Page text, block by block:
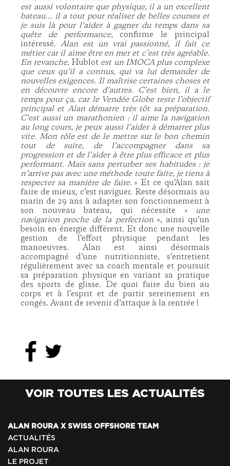
est aussi volontaire que physique, il a un excellent
bateau… il a tout pour réaliser de belles courses et
je suis là pour l’aider à gagner du temps dans sa
quête de performance, confirme le principal
intéressé. Alan est un vrai passionné, il fait ce
métier car il aime être en mer et c’est très agréable.
En revanche, Hublot est un IMOCA plus complexe
que ceux qu’il a connus, qui va lui demander de
nouvelles exigences. Il maîtrise certaines choses et
en découvre encore d’autres. C’est bien, il a le
temps pour ça, car le Vendée Globe reste l’objectif
principal et Alan démarre très tôt sa préparation.
C’est aussi un marathonien : il aime la navigation
au long cours, je peux aussi l’aider à démarrer plus
vite. Mon rôle est de le mettre sur le bon chemin
tout de suite, de l’accompagner dans sa
progression et de l’aider à être plus efficace et plus
performant. Mais sans perturber ses habitudes : je
n’arrive pas avec une méthode toute faite, je tiens à
respecter sa manière de faire. » Et ce qu’Alan sait
faire de mieux, c’est naviguer. Reste désormais au
marin de 29 ans à adapter son fonctionnement à
son nouveau bateau, qui nécessite «
une
navigation proche de la perfection », ainsi qu’un
besoin en énergie différent. Et donc une nouvelle
gestion de l’effort physique pendant les
manoeuvres. Alan est ainsi désormais
accompagné d’une nutritionniste, s’entretient
régulièrement avec sa coach mentale et poursuit
sa préparation physique en variant sa pratique
des sports de glisse. De quoi faire du bien au
corps et à l’esprit et de partir sereinement en
congés. Avant de revenir d’attaque à la rentrée !
VOIR TOUTES LES ACTUALITÉS
ALAN ROURA X SWISS OFFSHORE TEAM
ACTUALITÉS
ALAN ROURA
LE PROJET